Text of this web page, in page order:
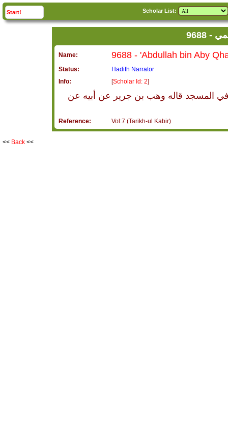
Start! Scholar List:
Name:
Status:
Hadith Narrator
Info:
[Scholar Id: 2]
في المسجد قاله وهب بن جرير عن أبيه عن
Reference: Vol:7 (Tarikh-ul Kabir)
<< Back <<